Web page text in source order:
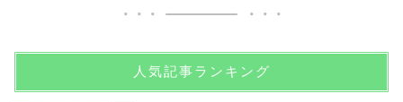
人気記事ランキング